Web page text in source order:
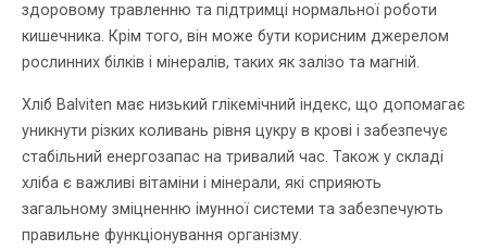
здоровому травленню та підтримці нормальної роботи
кишечника. Крім того, він може бути корисним джерелом
рослинних білків і мінералів, таких як залізо та магній.
Хліб Balviten має низький глікемічний індекс, що допомагає
уникнути різких коливань рівня цукру в крові і забезпечує
стабільний енергозапас на тривалий час. Також у складі
хліба є важливі вітаміни і мінерали, які сприяють
загальному зміцненню імунної системи та забезпечують
правильне функціонування організму.